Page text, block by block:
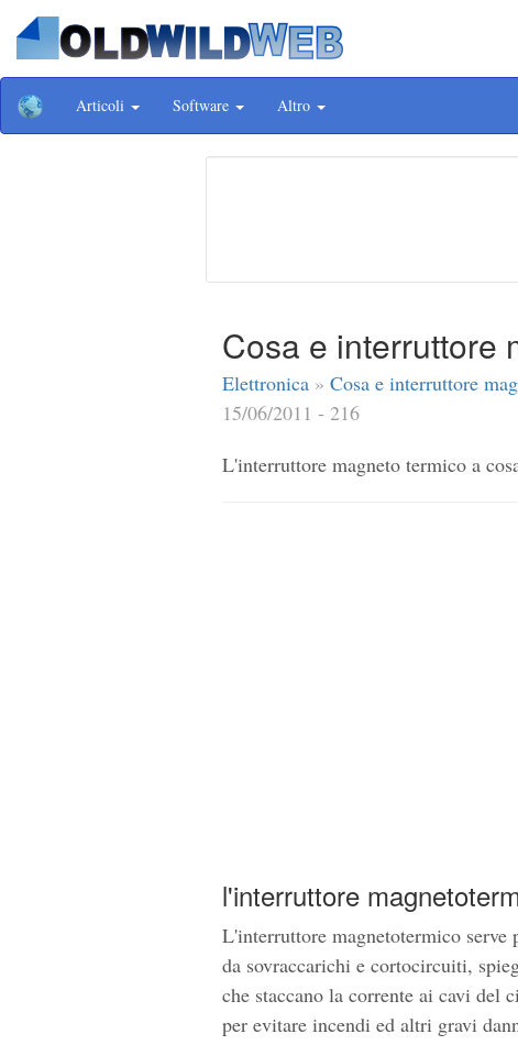
Articoli Software Altro
Cosa e interruttore
Elettronica » Cosa e interruttore
15/06/2011 - 216
L'interruttore magneto termico a
l'interruttore
L'interruttore magnetotermico
da sovraccarichi e cortocircuiti,
che staccano la corrente ai cavi del
per evitare incendi ed altri gravi